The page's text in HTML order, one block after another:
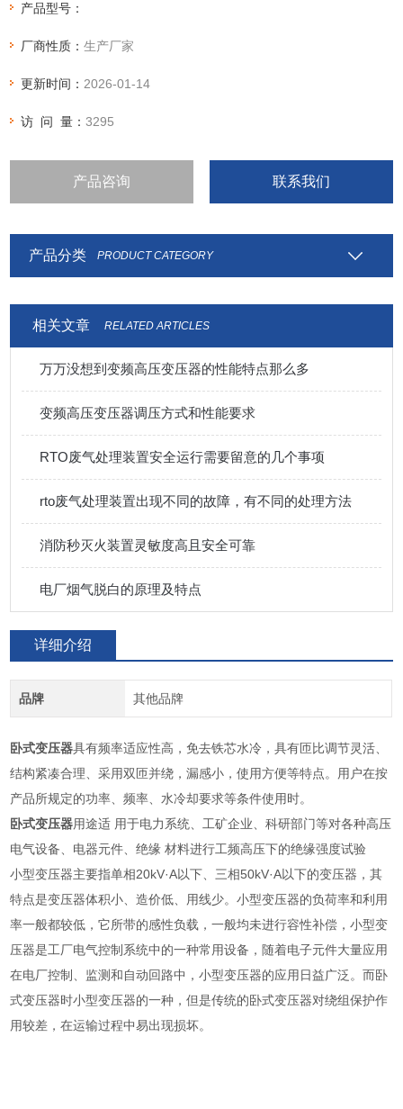
产品型号：
厂商性质：生产厂家
更新时间：2026-01-14
访 问 量：3295
产品咨询 联系我们
产品分类 PRODUCT CATEGORY
相关文章 RELATED ARTICLES
万万没想到变频高压变压器的性能特点那么多
变频高压变压器调压方式和性能要求
RTO废气处理装置安全运行需要留意的几个事项
rto废气处理装置出现不同的故障，有不同的处理方法
消防秒灭火装置灵敏度高且安全可靠
电厂烟气脱白的原理及特点
详细介绍
品牌 其他品牌
卧式变压器具有频率适应性高，免去铁芯水冷，具有匝比调节灵活、
结构紧凑合理、采用双匝并绕，漏感小，使用方便等特点。用户在按
产品所规定的功率、频率、水冷却要求等条件使用时。
卧式变压器用途适 用于电力系统、工矿企业、科研部门等对各种高压
电气设备、电器元件、绝缘 材料进行工频高压下的绝缘强度试验
小型变压器主要指单相20kV·A以下、三相50kV·A以下的变压器，其
特点是变压器体积小、造价低、用线少。小型变压器的负荷率和利用
率一般都较低，它所带的感性负载，一般均未进行容性补偿，小型变
压器是工厂电气控制系统中的一种常用设备，随着电子元件大量应用
在电厂控制、监测和自动回路中，小型变压器的应用日益广泛。而卧
式变压器时小型变压器的一种，但是传统的卧式变压器对绕组保护作
用较差，在运输过程中易出现损坏。